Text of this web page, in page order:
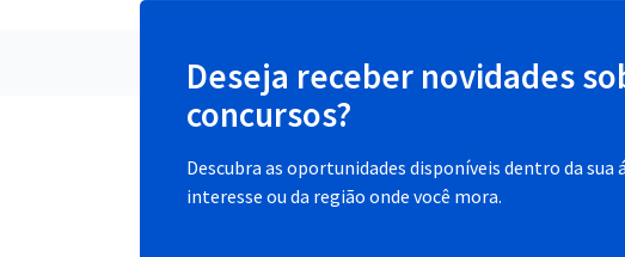
Deseja receber novidades
concursos?
Descubra as oportunidades disponíveis dentro da sua
interesse ou da região onde você mora.